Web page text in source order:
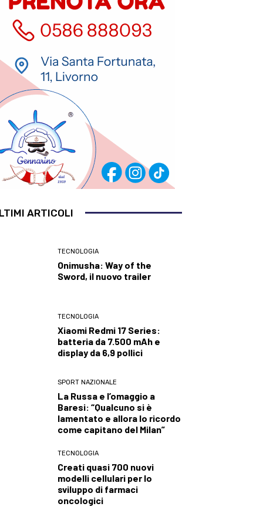
ARTICOLI
TECNOLOGIA
Onimusha: Way of the
Sword, il nuovo trailer
TECNOLOGIA
Xiaomi Redmi 17 Series:
batteria da 7.500 mAh e
display da 6,9 pollici
SPORT NAZIONALE
La Russa e l’omaggio a
Baresi: “Qualcuno si è
lamentato e allora lo ricordo
come capitano del Milan”
TECNOLOGIA
Creati quasi 700 nuovi
modelli cellulari per lo
sviluppo di farmaci
oncologici